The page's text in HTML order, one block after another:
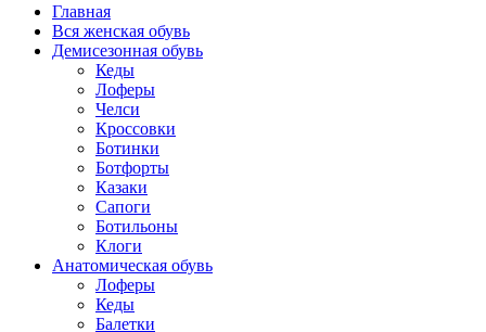
Главная
Вся женская обувь
Демисезонная обувь
Кеды
Лоферы
Челси
Кроссовки
Ботинки
Ботфорты
Казаки
Сапоги
Ботильоны
Клоги
Анатомическая обувь
Лоферы
Кеды
Балетки